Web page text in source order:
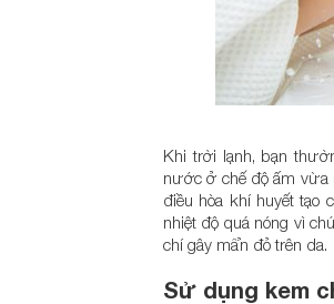
Khi trời lạnh, bạn
nước ở chế độ ấm vừa
điều hòa khí huyết tạo
nhiệt độ quá nóng vì
chí gây mẩn đỏ trên da.
Sử dụng kem